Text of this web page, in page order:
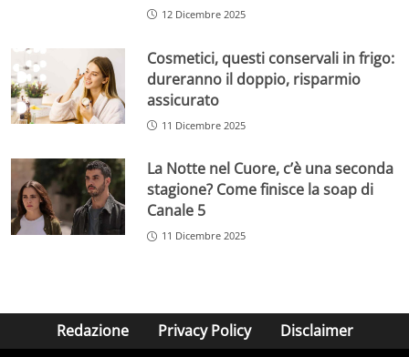
12 Dicembre 2025
Cosmetici, questi conservali in frigo:
dureranno il doppio, risparmio
assicurato
11 Dicembre 2025
La Notte nel Cuore, c’è una seconda
stagione? Come finisce la soap di
Canale 5
11 Dicembre 2025
Redazione Privacy Policy Disclaimer